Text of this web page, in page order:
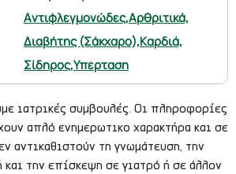
Αντιφλεγμονώδες,Αρθριτικά,
Διαβήτης (Σάκχαρο),Καρδιά,
Σίδηρος,Υπέρταση
ιατρικές συμβουλές. Οι πληροφορίες
απλό ενημερωτικο χαρακτήρα και σε
αντικαθιστούν τη γνωμάτευση, την
και την επίσκεψη σε γιατρό ή σε άλλον